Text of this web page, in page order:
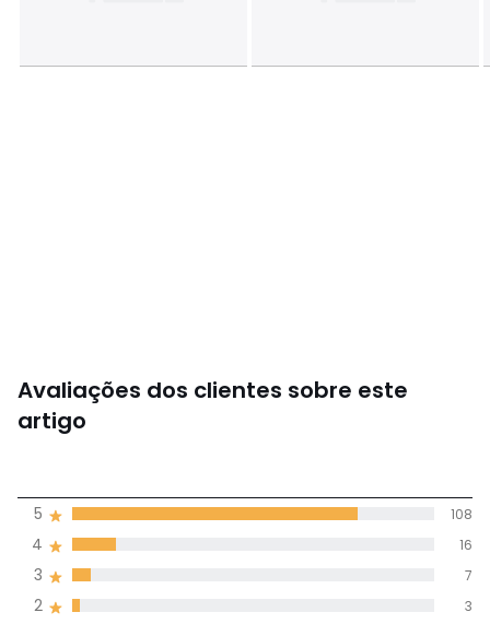
Avaliações dos clientes sobre este
artigo
4,6
(137)
2 3
3 7
4 16
5 108